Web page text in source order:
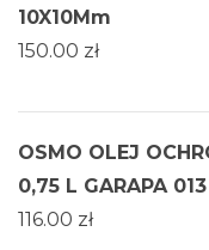
10X10Mm
150.00 zł
OSMO OLEJ
0,75 L GARAPA 013
116.00 zł